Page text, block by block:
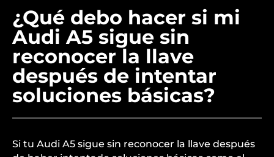
¿Qué debo hacer si mi
Audi A5 sigue sin
reconocer la llave
después de intentar
soluciones básicas?
Si tu Audi A5 sigue sin reconocer la llave después